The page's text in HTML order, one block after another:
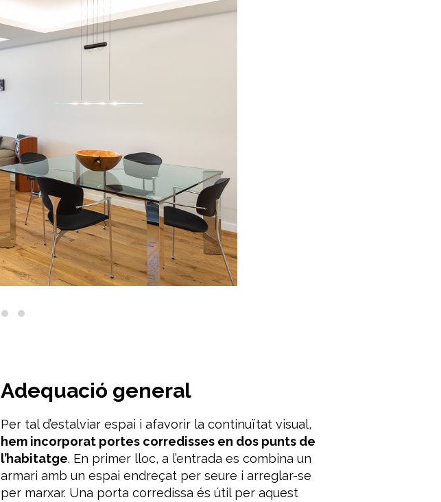
Adequació general
Per tal d’estalviar espai i afavorir la continuïtat visual,
hem incorporat portes corredisses en dos punts de
l’habitatge. En primer lloc, a l’entrada es combina un
armari amb un espai endreçat per seure i arreglar-se
per marxar. Una porta corredissa és útil per aquest